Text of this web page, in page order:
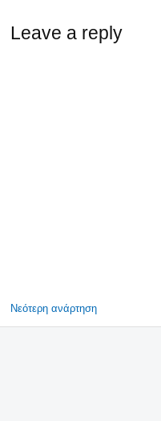
Leave a reply
Νεότερη ανάρτηση